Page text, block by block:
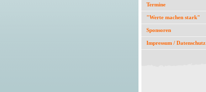
Termine
"Werte machen stark"
Sponsoren
Impressum / Datenschutz